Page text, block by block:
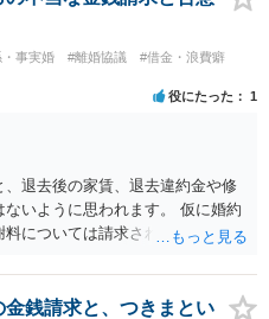
事実婚 #離婚協議
#借金・浪費癖
役にたった 1
退去後の家賃、退去違約金や修
いように思われます。 仮に婚約
については請求される可能性が
ら回答をさせると良いでしょ
銭請求と、つきまとい